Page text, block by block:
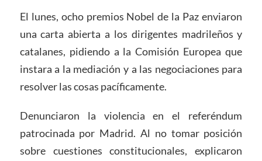
El lunes, ocho premios Nobel de la Paz enviaron
una carta abierta a los dirigentes madrileños y
catalanes, pidiendo a la Comisión Europea que
instara a la mediación y a las negociaciones para
resolver las cosas pacíficamente.
Denunciaron la violencia en el referéndum
patrocinada por Madrid. Al no tomar posición
sobre cuestiones constitucionales, explicaron